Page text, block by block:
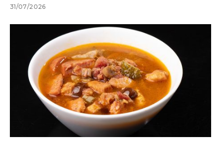
31/07/2026